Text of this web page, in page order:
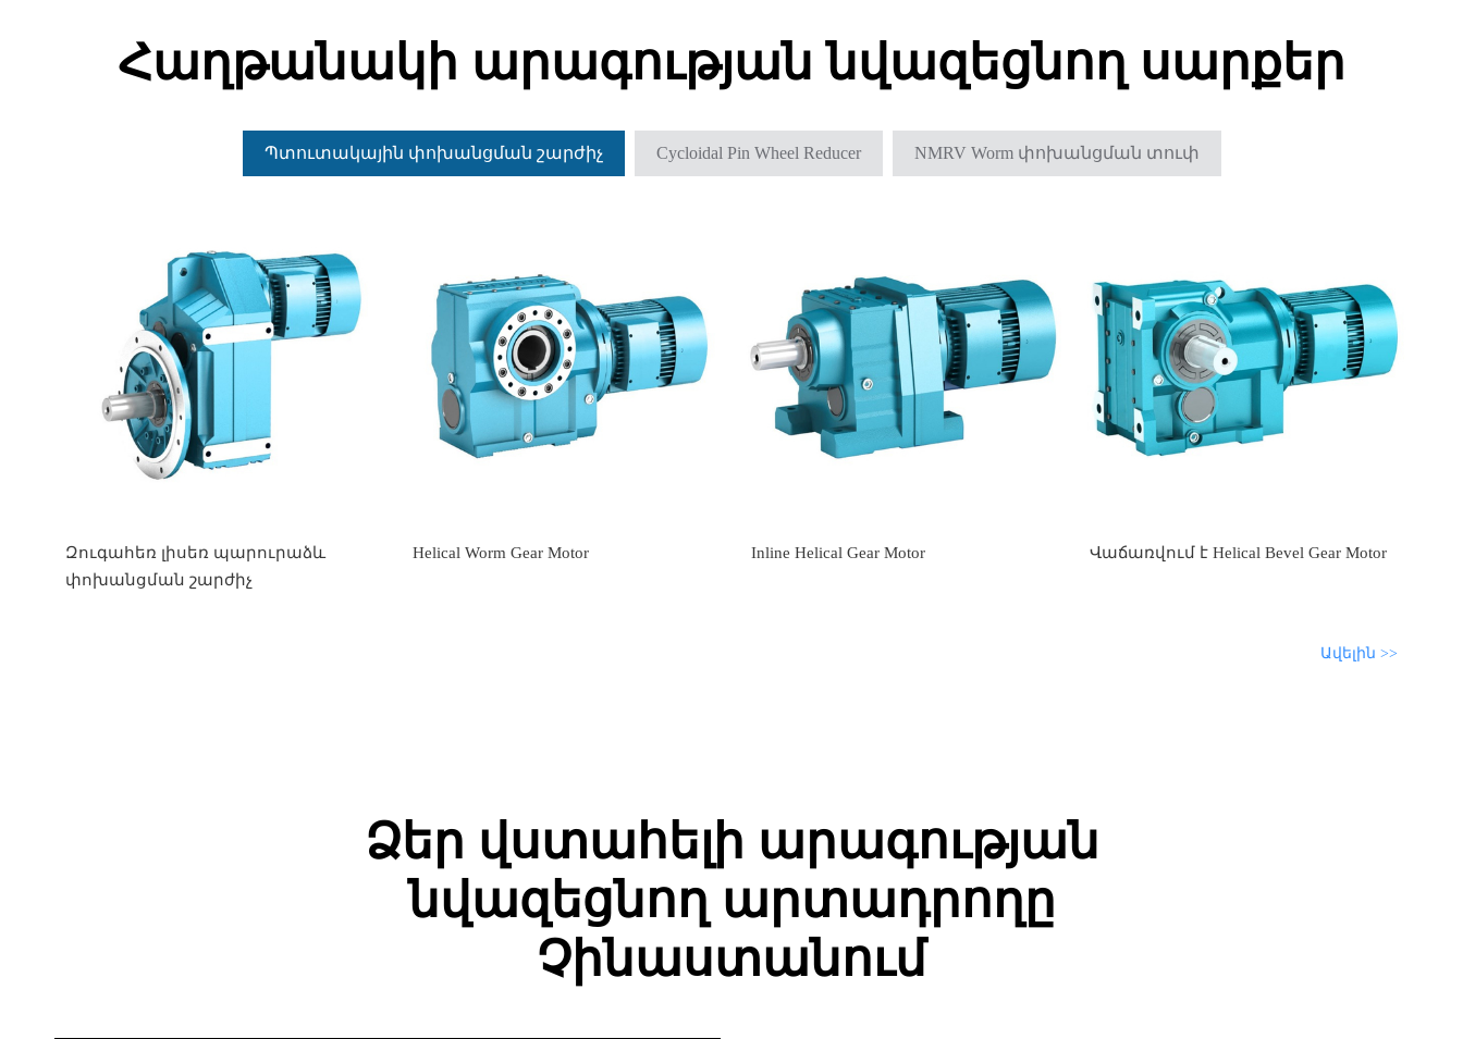
Հաղթանակի արագության նվազեցնող սարքեր
Պտուտակային փոխանցման շարժիչ Cycloidal Pin Wheel Reducer NMRV Worm փոխանցման տուփ
Զուգահեռ լիսեռ պարուրաձև
փոխանցման շարժիչ
Helical Worm Gear Motor Inline Helical Gear Motor Վաճառվում է Helical Bevel Gear Motor
Ավելին >>
Ձեր վստահելի արագության
նվազեցնող արտադրողը
Չինաստանում